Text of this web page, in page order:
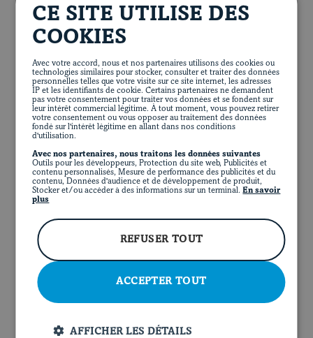
FACEBOOKINSTAGRAMPINTEREST
À LA MIJOTEUSE
CE SITE UTILISE DES
COOKIES
Avec votre accord, nous et nos partenaires utilisons des cookies ou
technologies similaires pour stocker, consulter et traiter des données
personnelles telles que votre visite sur ce site internet, les adresses
IP et les identifiants de cookie. Certains partenaires ne demandent
pas votre consentement pour traiter vos données et se fondent sur
leur intérêt commercial légitime. À tout moment, vous pouvez retirer
votre consentement ou vous opposer au traitement des données
fondé sur l'intérêt légitime en allant dans nos conditions
d'utilisation.
Avec nos partenaires, nous traitons les données suivantes
Outils pour les développeurs, Protection du site web, Publicités et
contenu personnalisés, Mesure de performance des publicités et du
contenu, Données d'audience et de développement de produit,
Stocker et/ou accéder à des informations sur un terminal. En savoir
plus
ACCEPTER TOUT
REFUSER TOUT
AFFICHER LES DÉTAILS